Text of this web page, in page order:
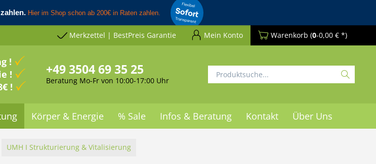
Merkzettel | BestPreis Garantie Mein Konto Warenkorb (0-0,00 € *)
!
!
!
+49 3504 69 35 25
Beratung Mo-Fr von 10:00-17:00 Uhr
Körper & Energie % Sale Infos & Beratung Kontakt Über Uns
UMH I Strukturierung & Vitalisierung